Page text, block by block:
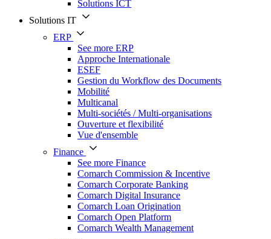
Solutions ICT
Solutions IT
ERP
See more ERP
Approche Internationale
ESEF
Gestion du Workflow des Documents
Mobilité
Multicanal
Multi-sociétés / Multi-organisations
Ouverture et flexibilité
Vue d'ensemble
Finance
See more Finance
Comarch Commission & Incentive
Comarch Corporate Banking
Comarch Digital Insurance
Comarch Loan Origination
Comarch Open Platform
Comarch Wealth Management